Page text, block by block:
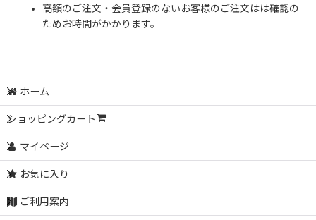
高額のご注文・会員登録のないお客様のご注文はは確認の
ためお時間がかかります。
ホーム
ショッピングカート
マイページ
お気に入り
ご利用案内